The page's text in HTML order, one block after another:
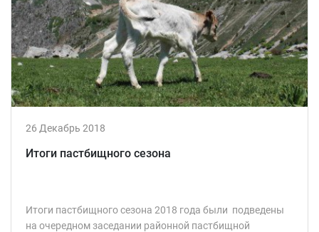
26 Декабрь 2018
Итоги пастбищного сезона
Итоги пастбищного сезона 2018 года были подведены
на очередном заседании районной пастбищной